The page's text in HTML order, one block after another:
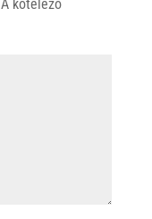
A kötelező